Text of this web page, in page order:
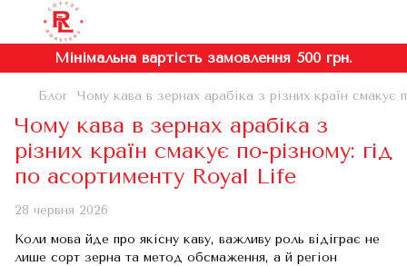
Мінімальна вартість замовлення 500 грн.
Блог Чому кава в зернах арабіка з різних країн
Чому кава в зернах арабіка з
різних країн смакує по-різному: гід
по асортименту Royal Life
28 червня 2026
Коли мова йде про якісну каву, важливу роль відіграє не
лише сорт зерна та метод обсмаження, а й регіон